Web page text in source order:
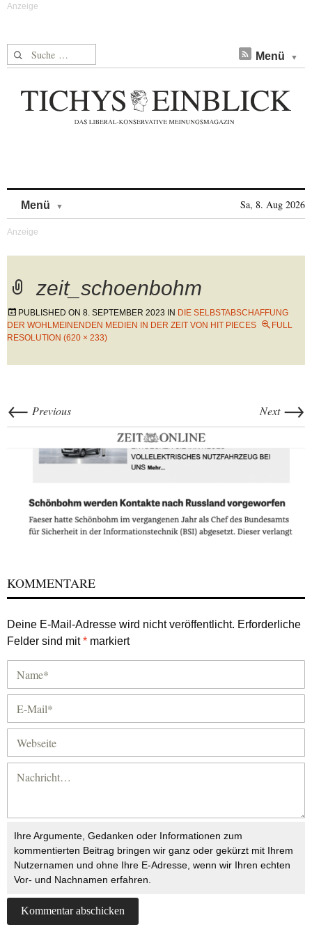
Suche nach: Menü
Menü Sa, 8. Aug 2026
zeit_schoenbohm
PUBLISHED ON 8. SEPTEMBER 2023 IN DIE SELBSTABSCHAFFUNG
DER WOHLMEINENDEN MEDIEN IN DER ZEIT VON HIT PIECES
FULL
RESOLUTION (620 × 233)
← Previous Next →
KOMMENTARE
Deine E-Mail-Adresse wird nicht veröffentlicht. Erforderliche
Felder sind mit* markiert
Ihre Argumente, Gedanken oder Informationen zum
kommentierten Beitrag bringen wir ganz oder gekürzt mit Ihrem
Nutzernamen und ohne Ihre E-Adresse, wenn wir Ihren echten
Vor- und Nachnamen erfahren.